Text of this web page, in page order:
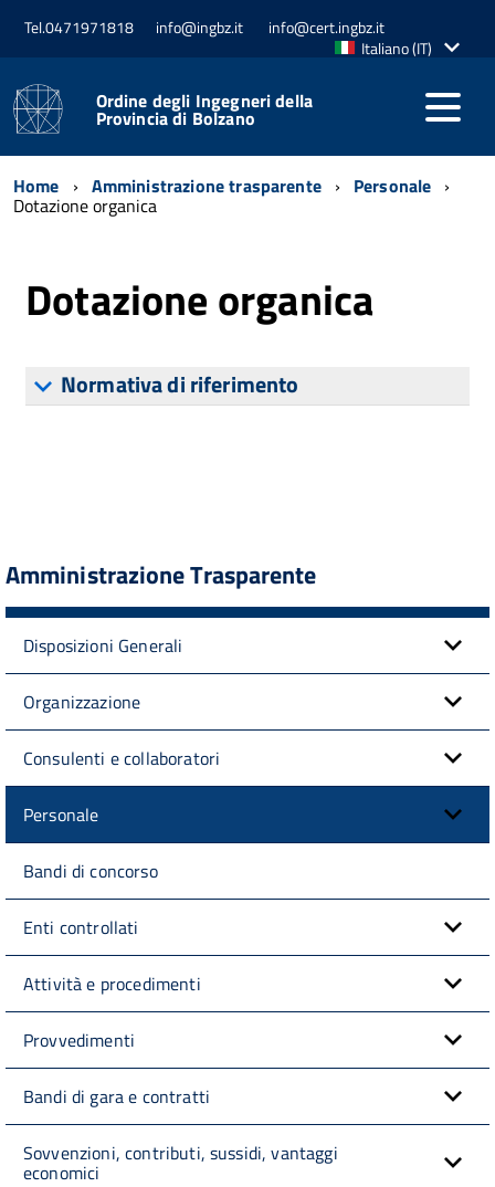
Tel.0471971818 info@ingbz.it
info@cert.ingbz.it
LinguaItaliano (IT)
Ordine degli Ingegneri della
Provincia di Bolzano
Home Amministrazione trasparente Personale
Dotazione organica
Dotazione organica
Normativa di riferimento
Amministrazione Trasparente
Disposizioni Generali
Organizzazione
Consulenti e collaboratori
Personale
Bandi di concorso
Enti controllati
Attività e procedimenti
Provvedimenti
Bandi di gara e contratti
Sovvenzioni, contributi, sussidi, vantaggi
economici